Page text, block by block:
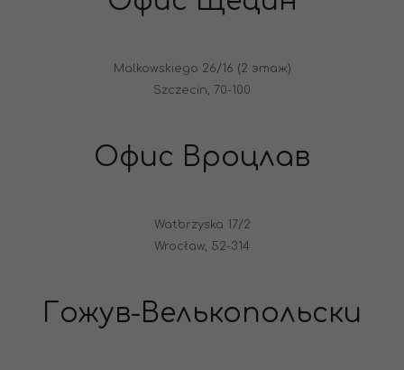
Malkowskiego 26/16 (2 этаж)
Szczecin, 70-100
Офис Вроцлав
Watbrzyska 17/2
Wrocław, 52-314
Гожув-Велькопольски